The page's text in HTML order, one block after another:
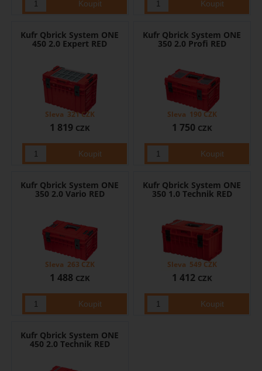
Kufr Qbrick System ONE
450 2.0 Expert RED
1 819 CZK
Sleva 321CZK
Kufr Qbrick System ONE
350 2.0 Profi RED
1 750 CZK
Sleva 190 CZK
Kufr Qbrick System ONE
350 2.0 Vario RED
1 488 CZK
Sleva 263 CZK
Kufr Qbrick System ONE
350 1.0 Technik RED
1 412 CZK
Sleva 549 CZK
Kufr Qbrick System ONE
450 2.0 Technik RED